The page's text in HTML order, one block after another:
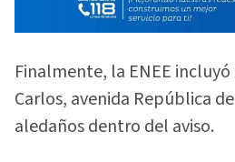
Finalmente, la ENEE
Carlos, avenida República
aledaños dentro del aviso.